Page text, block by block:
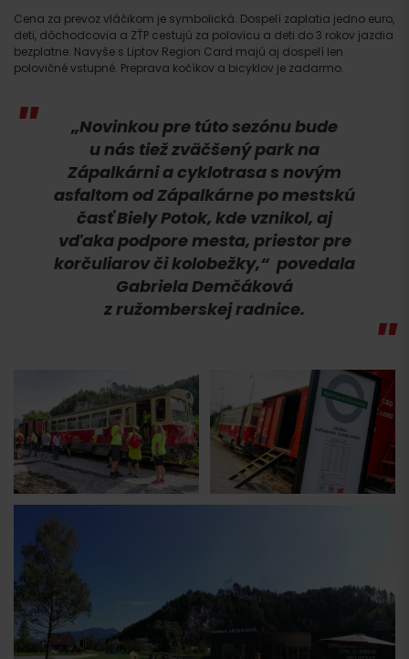
Cena za prevoz vláčikom je symbolická. Dospelí zaplatia jedno euro,
deti, dôchodcovia a ZŤP cestujú za polovicu a deti do 3 rokov jazdia
bezplatne. Navyše s Liptov Region Card majú aj dospelí len
polovičné vstupné. Preprava kočíkov a bicyklov je zadarmo.
„Novinkou pre túto sezónu bude
u nás tiež zväčšený park na
Zápalkárni a cyklotrasa s novým
asfaltom od Zápalkárne po mestskú
časť Biely Potok, kde vznikol, aj
vďaka podpore mesta, priestor pre
korčuliarov či kolobežky,“ povedala
Gabriela Demčáková
z ružomberskej radnice.